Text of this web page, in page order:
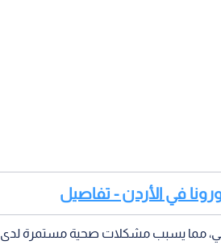
في الأردن - تفاصيل
مما يسبب مشكلات صحية مستمرة لدى